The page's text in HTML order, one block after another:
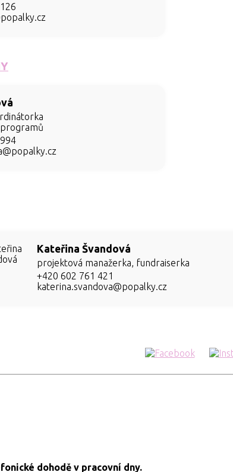
Kateřina Švandová
projektová manažerka, fundraiserka
+420 602 761 421
katerina.svandova@popalky.cz
dohodě v pracovní dny.